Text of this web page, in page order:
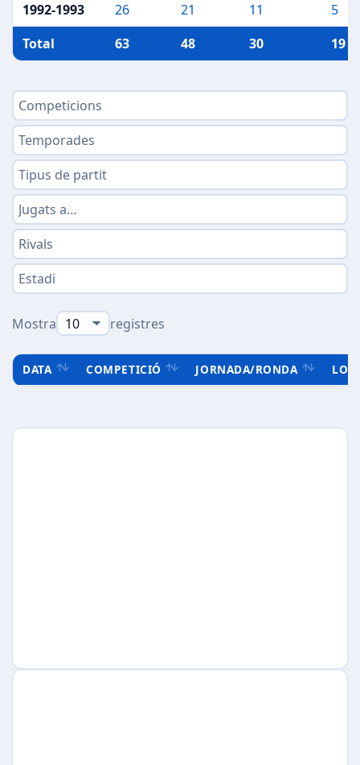
1992-1993
26 21 11
5
Total
63 48 30 19
Mostra registres
DATA COMPETICIÓ JORNADA/RONDA